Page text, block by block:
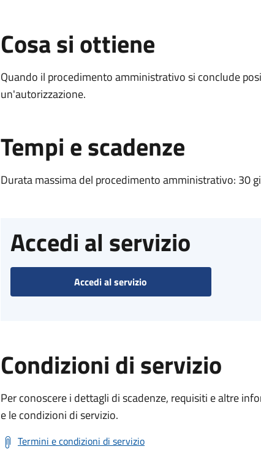
Cosa si ottiene
Quando il procedimento amministrativo si conclude
un'autorizzazione.
Tempi e scadenze
Durata massima del procedimento amministrativo: 30
Accedi al servizio
Accedi al servizio
Condizioni di servizio
Per conoscere i dettagli di scadenze, requisiti e altre
e le condizioni di servizio.
Termini e condizioni di servizio